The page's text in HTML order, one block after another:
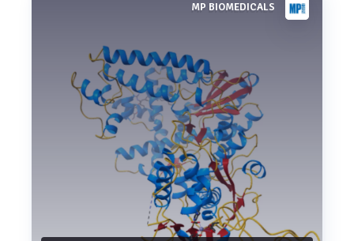
Voir plusMP BIOMEDICALS